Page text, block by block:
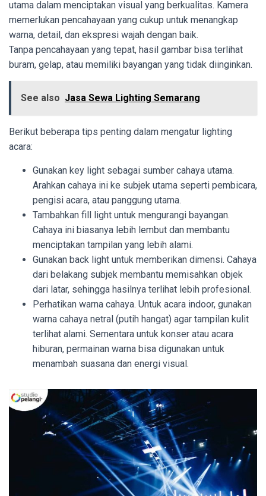
utama dalam menciptakan visual yang berkualitas. Kamera
memerlukan pencahayaan yang cukup untuk menangkap
warna, detail, dan ekspresi wajah dengan baik.
Tanpa pencahayaan yang tepat, hasil gambar bisa terlihat
buram, gelap, atau memiliki bayangan yang tidak diinginkan.
See also Jasa Sewa Lighting Semarang
Berikut beberapa tips penting dalam mengatur lighting
acara:
Gunakan key light sebagai sumber cahaya utama.
Arahkan cahaya ini ke subjek utama seperti pembicara,
pengisi acara, atau panggung utama.
Tambahkan fill light untuk mengurangi bayangan.
Cahaya ini biasanya lebih lembut dan membantu
menciptakan tampilan yang lebih alami.
Gunakan back light untuk memberikan dimensi. Cahaya
dari belakang subjek membantu memisahkan objek
dari latar, sehingga hasilnya terlihat lebih profesional.
Perhatikan warna cahaya. Untuk acara indoor, gunakan
warna cahaya netral (putih hangat) agar tampilan kulit
terlihat alami. Sementara untuk konser atau acara
hiburan, permainan warna bisa digunakan untuk
menambah suasana dan energi visual.